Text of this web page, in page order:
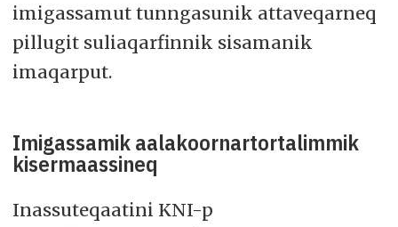
imigassamut tunngasunik attaveqarneq
pillugit suliaqarfinnik sisamanik
imaqarput.
Imigassamik aalakoornartortalimmik
kisermaassineq
Inassuteqaatini KNI-p